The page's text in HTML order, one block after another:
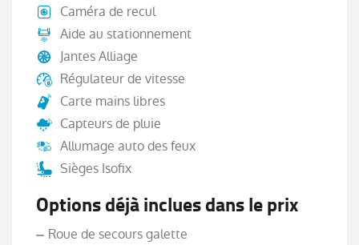
Caméra de recul
Aide au stationnement
Jantes Alliage
Régulateur de vitesse
Carte mains libres
Capteurs de pluie
Allumage auto des feux
Sièges Isofix
Options déjà inclues dans le prix
Roue de secours galette